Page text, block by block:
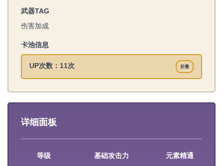
武器TAG
伤害加成
卡池信息
UP次数：11次 折叠
详细面板
等级 基础攻击力 元素精通